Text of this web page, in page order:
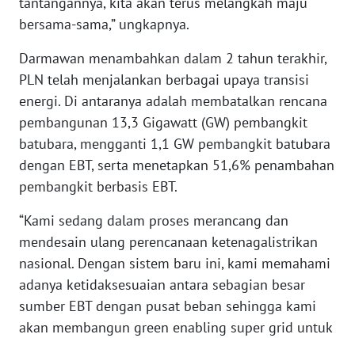
bersama-sama,” ungkapnya.
Darmawan menambahkan dalam 2 tahun terakhir,
PLN telah menjalankan berbagai upaya transisi
energi. Di antaranya adalah membatalkan rencana
pembangunan 13,3 Gigawatt (GW) pembangkit
batubara, mengganti 1,1 GW pembangkit batubara
dengan EBT, serta menetapkan 51,6% penambahan
pembangkit berbasis EBT.
“Kami sedang dalam proses merancang dan
mendesain ulang perencanaan ketenagalistrikan
nasional. Dengan sistem baru ini, kami memahami
adanya ketidaksesuaian antara sebagian besar
sumber EBT dengan pusat beban sehingga kami
akan membangun green enabling super grid untuk
SUMBAR
WN
WN
BENGKULU
WN
LAMPUNG
WN
JATENG
WN
NUSANTARA